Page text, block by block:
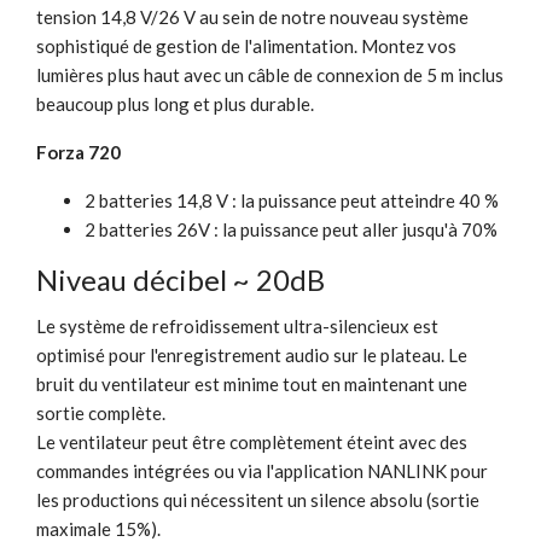
tension 14,8 V/26 V au sein de notre nouveau système
sophistiqué de gestion de l'alimentation. Montez vos
lumières plus haut avec un câble de connexion de 5 m inclus
beaucoup plus long et plus durable.
Forza 720
2 batteries 14,8 V : la puissance peut atteindre 40 %
2 batteries 26V : la puissance peut aller jusqu'à 70%
Niveau décibel ~ 20dB
Le système de refroidissement ultra-silencieux est
optimisé pour l'enregistrement audio sur le plateau. Le
bruit du ventilateur est minime tout en maintenant une
sortie complète.
Le ventilateur peut être complètement éteint avec des
commandes intégrées ou via l'application NANLINK pour
les productions qui nécessitent un silence absolu (sortie
maximale 15%).